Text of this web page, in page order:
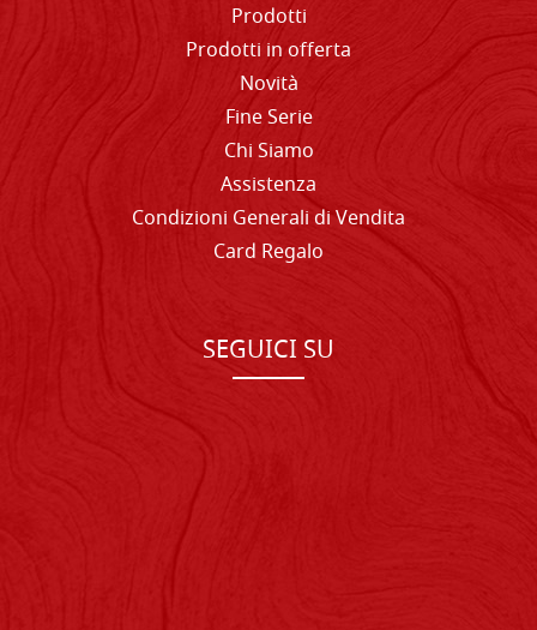
Prodotti
Prodotti in offerta
Novità
Fine Serie
Chi Siamo
Assistenza
Condizioni Generali di Vendita
Card Regalo
SEGUICI SU